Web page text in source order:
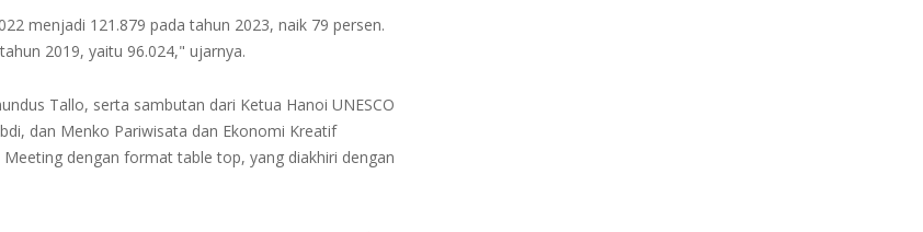
menjadi 121.879 pada tahun 2023, naik 79 persen.
2019, yaitu 96.024," ujarnya.
Tallo, serta sambutan dari Ketua Hanoi UNESCO
dan Menko Pariwisata dan Ekonomi Kreatif
dengan format table top, yang diakhiri dengan